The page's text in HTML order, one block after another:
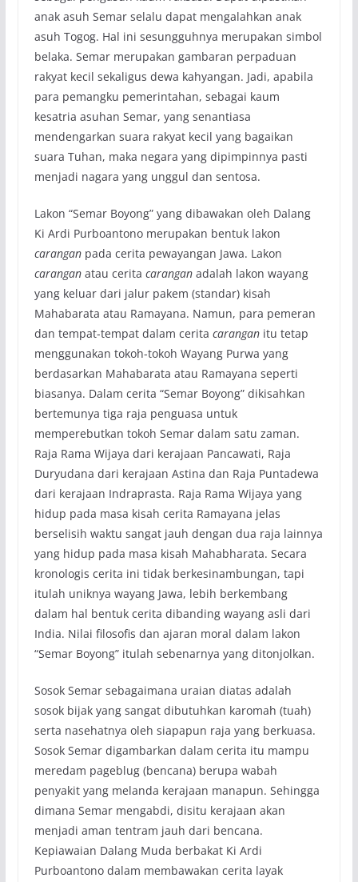
anak asuh Semar selalu dapat mengalahkan anak
asuh Togog. Hal ini sesungguhnya merupakan simbol
belaka. Semar merupakan gambaran perpaduan
rakyat kecil sekaligus dewa kahyangan. Jadi, apabila
para pemangku pemerintahan, sebagai kaum
kesatria asuhan Semar, yang senantiasa
mendengarkan suara rakyat kecil yang bagaikan
suara Tuhan, maka negara yang dipimpinnya pasti
menjadi nagara yang unggul dan sentosa.
Lakon “Semar Boyong” yang dibawakan oleh Dalang
Ki Ardi Purboantono merupakan bentuk lakon
caranganpada cerita pewayangan Jawa. Lakon
carangan atau cerita caranganadalah lakon wayang
yang keluar dari jalur pakem (standar) kisah
Mahabarata atau Ramayana. Namun, para pemeran
dan tempat-tempat dalam cerita caranganitu tetap
menggunakan tokoh-tokoh Wayang Purwa yang
berdasarkan Mahabarata atau Ramayana seperti
biasanya. Dalam cerita “Semar Boyong” dikisahkan
bertemunya tiga raja penguasa untuk
memperebutkan tokoh Semar dalam satu zaman.
Raja Rama Wijaya dari kerajaan Pancawati, Raja
Duryudana dari kerajaan Astina dan Raja Puntadewa
dari kerajaan Indraprasta. Raja Rama Wijaya yang
hidup pada masa kisah cerita Ramayana jelas
berselisih waktu sangat jauh dengan dua raja lainnya
yang hidup pada masa kisah Mahabharata. Secara
kronologis cerita ini tidak berkesinambungan, tapi
itulah uniknya wayang Jawa, lebih berkembang
dalam hal bentuk cerita dibanding wayang asli dari
India. Nilai filosofis dan ajaran moral dalam lakon
“Semar Boyong” itulah sebenarnya yang ditonjolkan.
Sosok Semar sebagaimana uraian diatas adalah
sosok bijak yang sangat dibutuhkan karomah (tuah)
serta nasehatnya oleh siapapun raja yang berkuasa.
Sosok Semar digambarkan dalam cerita itu mampu
meredam pageblug (bencana) berupa wabah
penyakit yang melanda kerajaan manapun. Sehingga
dimana Semar mengabdi, disitu kerajaan akan
menjadi aman tentram jauh dari bencana.
Kepiawaian Dalang Muda berbakat Ki Ardi
Purboantono dalam membawakan cerita layak